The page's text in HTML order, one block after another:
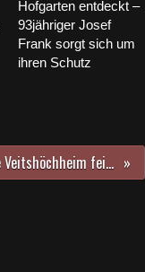
Hofgarten entdeckt –
93jähriger Josef
Frank sorgt sich um
ihren Schutz
Gemeinde Veitshöchheim feierte heute nach zweieinhalb Jahre Bauzeit mit Anwohnern die Fertigstellung der Kirchstraße